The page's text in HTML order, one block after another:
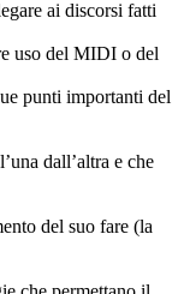
ai discorsi fatti
uso del MIDI o del
punti importanti del
dall’altra e che
del suo fare (la